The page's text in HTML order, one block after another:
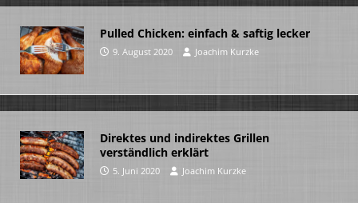
Pulled Chicken: einfach & saftig lecker
9. August 2020 Joachim Kurzke
Direktes und indirektes Grillen
verständlich erklärt
5. Juni 2020 Joachim Kurzke